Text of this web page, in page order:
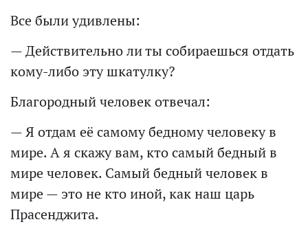
Все были удивлены:
— Действительно ли ты собираешься отдать
кому-либо эту шкатулку?
Благородный человек отвечал:
— Я отдам её самому бедному человеку в
мире. А я скажу вам, кто самый бедный в
мире человек. Самый бедный человек в
мире — это не кто иной, как наш царь
Прасенджита.